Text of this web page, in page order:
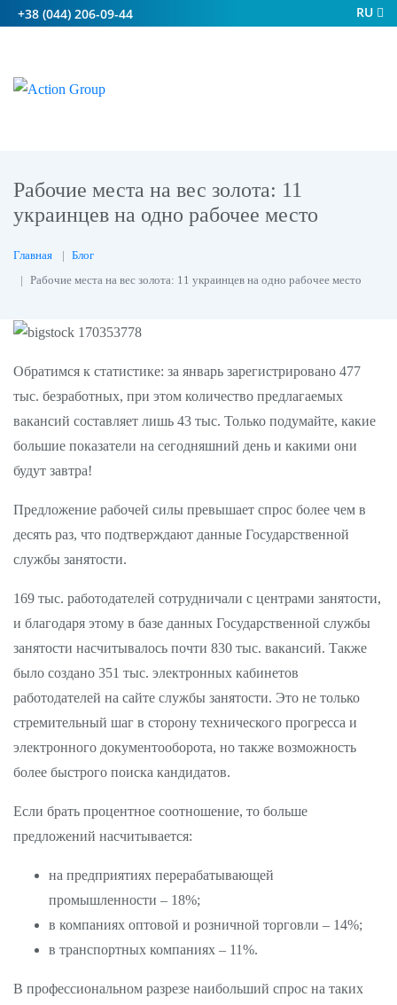
+38 (044) 206-09-44 RU
Рабочие места на вес золота: 11
украинцев на одно рабочее место
Главная
Блог
Рабочие места на вес золота: 11 украинцев на одно рабочее место
Обратимся к статистике: за январь зарегистрировано 477
тыс. безработных, при этом количество предлагаемых
вакансий составляет лишь 43 тыс. Только подумайте, какие
большие показатели на сегодняшний день и какими они
будут завтра!
Предложение рабочей силы превышает спрос более чем в
десять раз, что подтверждают данные Государственной
службы занятости.
169 тыс. работодателей сотрудничали с центрами занятости,
и благодаря этому в базе данных Государственной службы
занятости насчитывалось почти 830 тыс. вакансий. Также
было создано 351 тыс. электронных кабинетов
работодателей на сайте службы занятости. Это не только
стремительный шаг в сторону технического прогресса и
электронного документооборота, но также возможность
более быстрого поиска кандидатов.
Если брать процентное соотношение, то больше
предложений насчитывается:
на предприятиях перерабатывающей
промышленности – 18%;
в компаниях оптовой и розничной торговли – 14%;
в транспортных компаниях – 11%.
В профессиональном разрезе наибольший спрос на таких